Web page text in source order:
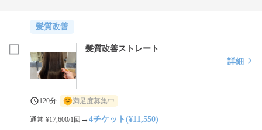
髪質改善
髪質改善ストレート
詳細
120分 満足度募集中
通常 ¥17,600/1回 →4チケット(¥11,550)